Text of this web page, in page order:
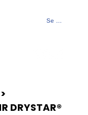
Se connecter
>
DRYSTAR®